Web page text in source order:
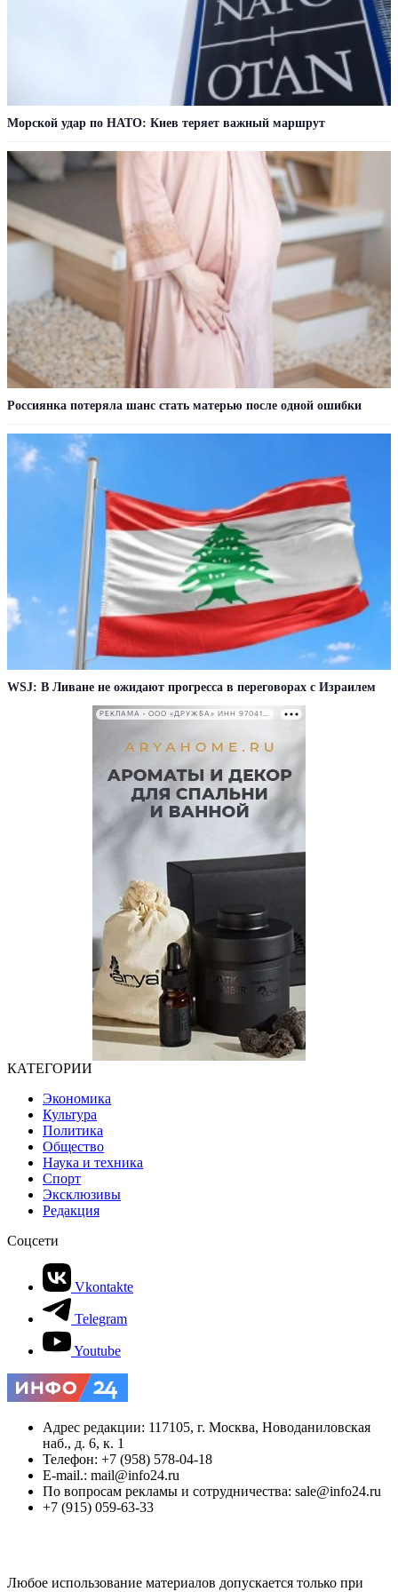
Морской удар по НАТО: Киев теряет важный маршрут
Россиянка потеряла шанс стать матерью после одной ошибки
WSJ: В Ливане не ожидают прогресса в переговорах с Израилем
РЕКЛАМА • ООО «ДРУЖБА» ИНН 9704146411
КАТЕГОРИИ
Экономика
Культура
Политика
Общество
Наука и техника
Спорт
Эксклюзивы
Редакция
Соцсети
Vkontakte
Telegram
Youtube
Адрес редакции: 117105, г. Москва, Новоданиловская
наб., д. 6, к. 1
Телефон: +7 (958) 578-04-18
E-mail.: mail@info24.ru
По вопросам рекламы и сотрудничества: sale@info24.ru
+7 (915) 059-63-33
Любое использование материалов допускается только при